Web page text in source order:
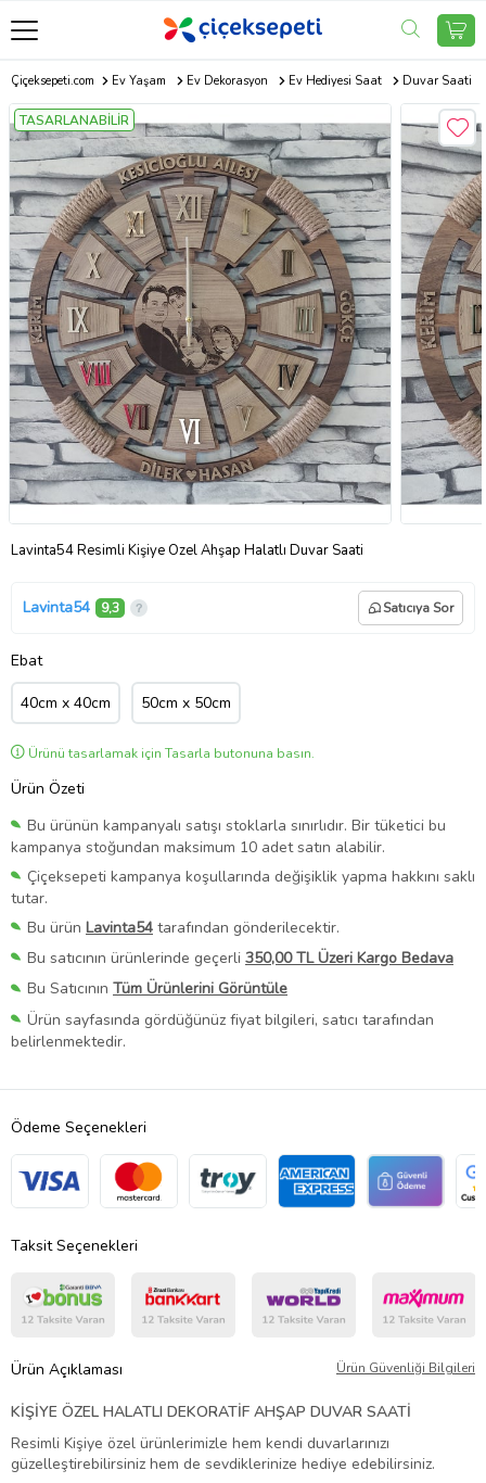
Çiçeksepeti.com Ev Yaşam Ev Dekorasyon Ev Hediyesi Saat Duvar Saati
TASARLANABİLİR
Lavinta54 Resimli Kişiye Özel Ahşap Halatlı Duvar Saati
Lavinta54 9,3 Satıcıya Sor
Ebat
40cm x 40cm 50cm x 50cm
Ürünü tasarlamak için Tasarla butonuna basın.
Ürün Özeti
Bu ürünün kampanyalı satışı stoklarla sınırlıdır. Bir tüketici bu
kampanya stoğundan maksimum 10 adet satın alabilir.
Çiçeksepeti kampanya koşullarında değişiklik yapma hakkını saklı
tutar.
Bu ürün Lavinta54 tarafından gönderilecektir.
Bu satıcının ürünlerinde geçerli 350,00 TL Üzeri Kargo Bedava
Bu Satıcının Tüm Ürünlerini Görüntüle
Ürün sayfasında gördüğünüz fiyat bilgileri, satıcı tarafından
belirlenmektedir.
Ödeme Seçenekleri
Taksit Seçenekleri
Ürün Açıklaması Ürün Güvenliği Bilgileri
KİŞİYE ÖZEL HALATLI DEKORATİF AHŞAP DUVAR SAATİ
Resimli Kişiye özel ürünlerimizle hem kendi duvarlarınızı
güzelleştirebilirsiniz hem de sevdiklerinize hediye edebilirsiniz.